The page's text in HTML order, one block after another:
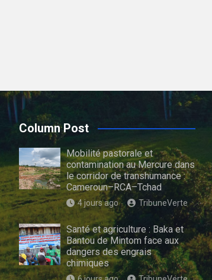
Column Post
Mobilité pastorale et
contamination au Mercure dans
le corridor de transhumance :
Cameroun–RCA–Tchad
4 jours ago TribuneVerte
Santé et agriculture : Baka et
Bantou de Mintom face aux
dangers des engrais
chimiques